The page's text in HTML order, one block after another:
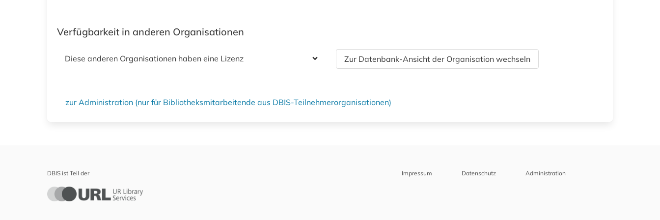
Verfügbarkeit in anderen Organisationen
Diese anderen Organisationen haben eine Lizenz Zur Datenbank-Ansicht der Organisation wechseln
zur Administration (nur für Bibliotheksmitarbeitende aus DBIS-Teilnehmerorganisationen)
DBIS ist Teil der Impressum Datenschutz Administration